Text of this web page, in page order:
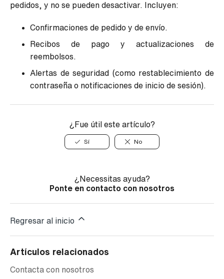
pedidos, y no se pueden desactivar. Incluyen:
Confirmaciones de pedido y de envío.
Recibos de pago y actualizaciones de
reembolsos.
Alertas de seguridad (como restablecimiento de
contraseña o notificaciones de inicio de sesión).
¿Fue útil este artículo?
Sí No
¿Necessitas ayuda?
Ponte en contacto con nosotros
Regresar al inicio
Artículos relacionados
Contacta con nosotros